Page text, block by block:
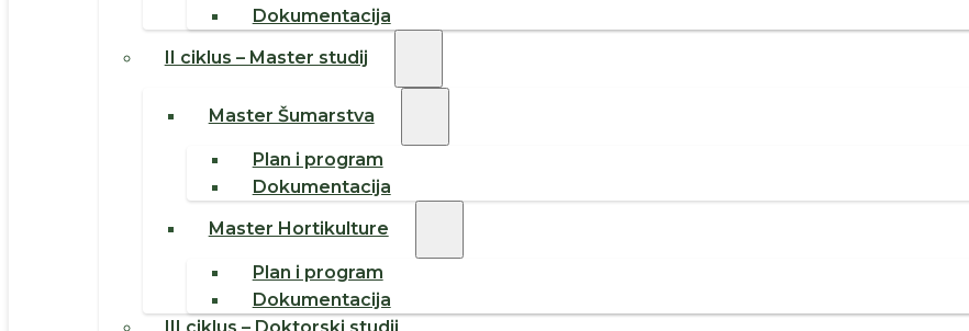
Dokumentacija
II ciklus – Master studij
Master Šumarstva
Plan i program
Dokumentacija
Master Hortikulture
Plan i program
Dokumentacija